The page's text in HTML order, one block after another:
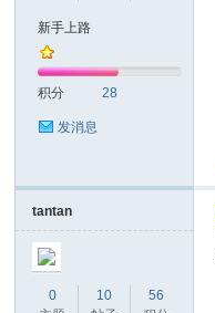
新手上路
积分 28
发消息
tantan
0
10
56